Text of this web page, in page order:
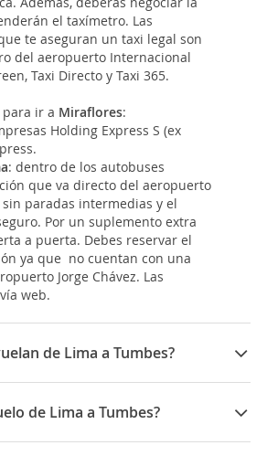
el taxímetro. Las
te aseguran un taxi legal son
del aeropuerto Internacional
Taxi Directo y Taxi 365.
ir a Miraflores:
Holding Express S (ex
: dentro de los autobuses
que va directo del aeropuerto
paradas intermedias y el
Por un suplemento extra
a puerta. Debes reservar el
ya que no cuentan con una
Jorge Chávez. Las
web.
de Lima a Tumbes?
de Lima a Tumbes son:
de Lima a Tumbes?
viajar entre Lima y Tumbes es